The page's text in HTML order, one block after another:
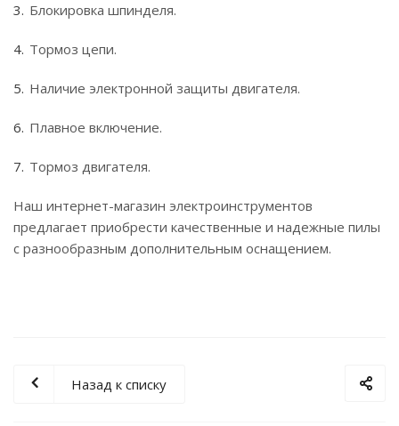
Блокировка шпинделя.
Тормоз цепи.
Наличие электронной защиты двигателя.
Плавное включение.
Тормоз двигателя.
Наш интернет-магазин электроинструментов
предлагает приобрести качественные и надежные пилы
с разнообразным дополнительным оснащением.
Назад к списку